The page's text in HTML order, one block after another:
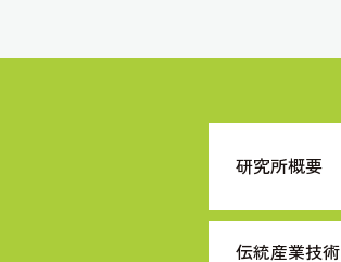
研究所概要
伝統産業技術